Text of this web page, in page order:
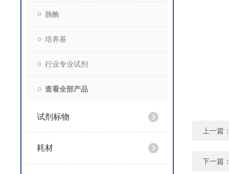
胰酶
培养基
行业专业试剂
查看全部产品
试剂标物
耗材
上一篇
下一篇